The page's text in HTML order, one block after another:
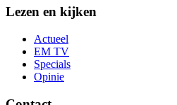
Lezen en kijken
Actueel
EM TV
Specials
Opinie